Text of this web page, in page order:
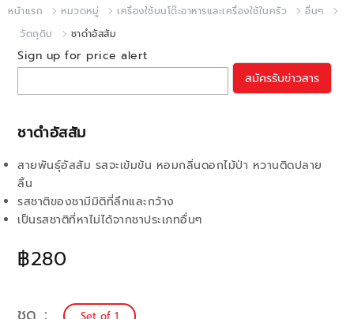
หน้าแรก หมวดหมู่ เครื่องใช้บนโต๊ะอาหารและเครื่องใช้ในครัว
อื่นๆ
วัตถุดิบ
ชาดำอัสสัม
ชาดำอัสสัม
฿280
สายพันธุ์อัสสัม รสจะเข้มข้น หอมกลิ่นดอกไม้ป่า หวานติดปลาย
ลิ้น
รสชาติของชามีมิติที่ลึกและกว้าง
เป็นรสชาติที่หาไม่ได้จากชาประเภทอื่นๆ
Sign up for price alert
สมัครรับข่าวสาร